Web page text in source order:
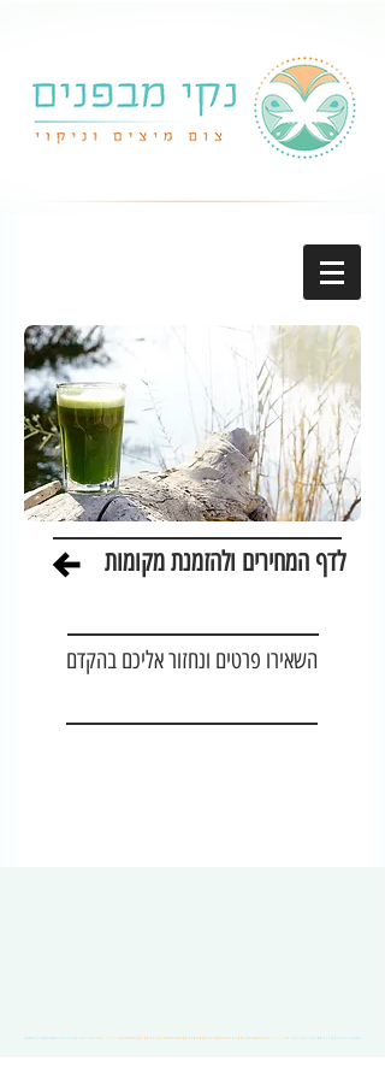
לדף המחירים ולהזמנת מקומות
השאירו פרטים ונחזור אליכם בהקדם